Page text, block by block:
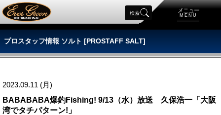
メニュー
MENU
検索
プロスタッフ情報 ソルト [PROSTAFF SALT]
2023.09.11 (月)
BABABABA爆釣Fishing! 9/13（水）放送 久保浩一「大阪
湾でタチパターン!」